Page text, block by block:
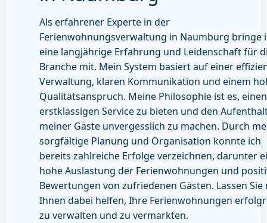
Als erfahrener Experte in der
Ferienwohnungsverwaltung in Naumburg bringe
eine langjährige Erfahrung und Leidenschaft für
Branche mit. Mein System basiert auf einer
Verwaltung, klaren Kommunikation und einem
Qualitätsanspruch. Meine Philosophie ist es, einen
erstklassigen Service zu bieten und den
meiner Gäste unvergesslich zu machen. Durch
sorgfältige Planung und Organisation konnte ich
bereits zahlreiche Erfolge verzeichnen, darunter
hohe Auslastung der Ferienwohnungen und
Bewertungen von zufriedenen Gästen. Lassen Sie
Ihnen dabei helfen, Ihre Ferienwohnungen
zu verwalten und zu vermarkten.